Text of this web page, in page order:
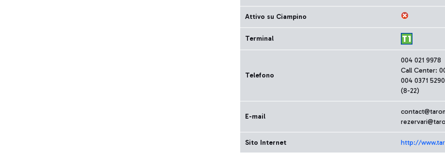
Attivo su Ciampino
Terminal
Telefono
004 021 9978
Call Center:
004 0371
(8-22)
E-mail
Sito Internet http://